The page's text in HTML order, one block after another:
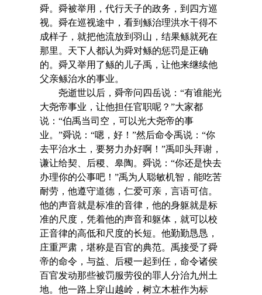
舜。舜被举用，代行天子的政务，到四方巡
视。舜在巡视途中，看到鲧治理洪水干得不
成样子，就把他流放到羽山，结果鲧就死在
那里。天下人都认为舜对鲧的惩罚是正确
的。舜又举用了鲧的儿子禹，让他来继续他
父亲鲧治水的事业。
尧逝世以后，舜帝问四岳说：“有谁能光
大尧帝事业，让他担任官职呢？”大家都
说：“伯禹当司空，可以光大尧帝的事
业。”舜说：“嗯，好！”然后命令禹说：“你
去平治水土，要努力办好啊！”禹叩头拜谢，
谦让给契、后稷、皋陶。舜说：“你还是快去
办理你的公事吧！”禹为人聪敏机智，能吃苦
耐劳，他遵守道德，仁爱可亲，言语可信。
他的声音就是标准的音律，他的身躯就是标
准的尺度，凭着他的声音和躯体，就可以校
正音律的高低和尺度的长短。他勤勤恳恳，
庄重严肃，堪称是百官的典范。禹接受了舜
帝的命令，与益、后稷一起到任，命令诸侯
百官发动那些被罚服劳役的罪人分治九州土
地。他一路上穿山越岭，树立木桩作为标